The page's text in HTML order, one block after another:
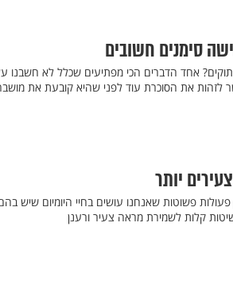
סימנים חשובים
אחד הדברים הכי מפתיעים שכלל לא חשבנו
לזהות את הסוכרת עוד לפני שהיא קובעת את
פשוטות שאנחנו עושים בחיי היומיום שיש